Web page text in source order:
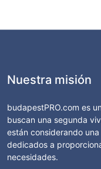
Nuestra misión
budapestPRO.com es
buscan una segunda
están considerando
dedicados a
necesidades.